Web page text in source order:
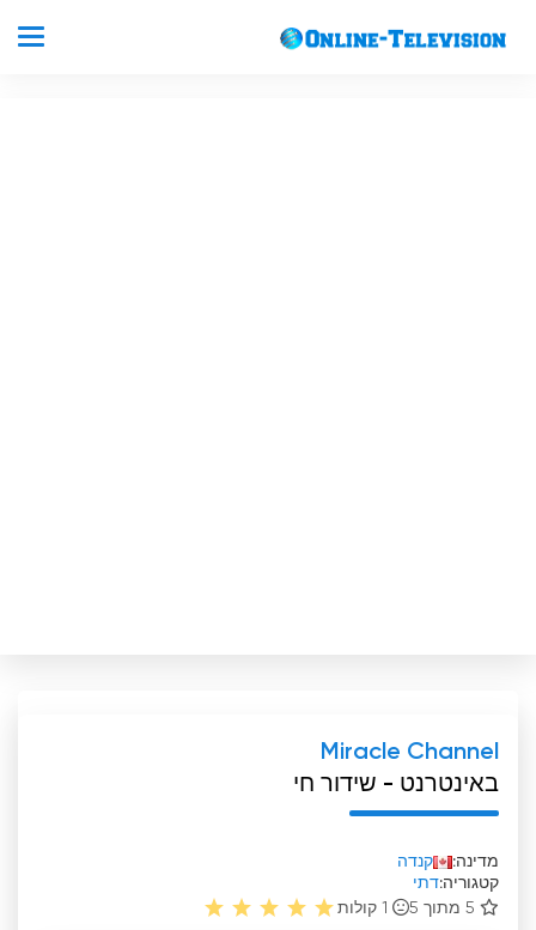
Miracle Channel
באינטרנט - שידור חי
מדינה:
קנדה
קטגוריה:דתי
1 קולות